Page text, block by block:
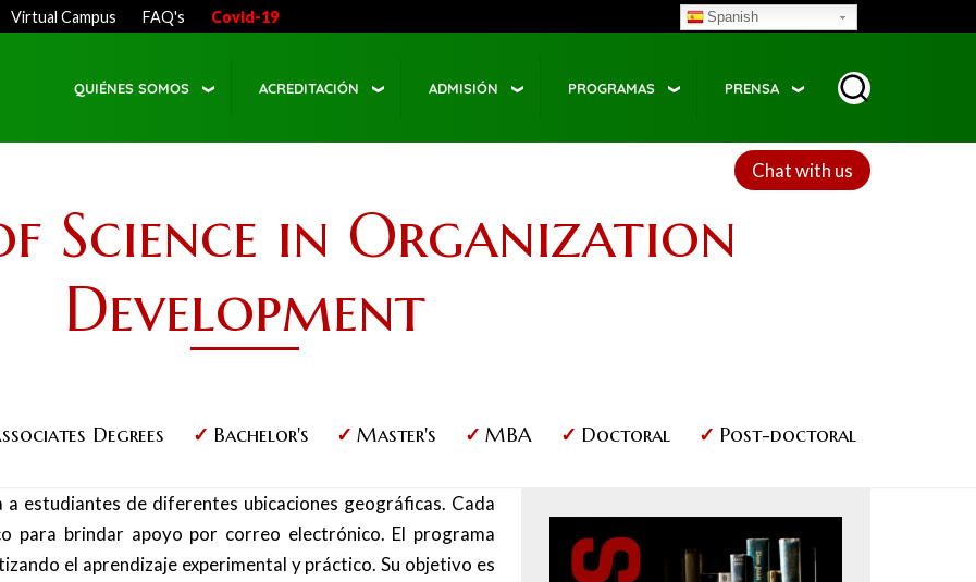
Virtual Campus FAQ's Covid-19 Spanish
Chat with us
QUIÉNES SOMOS ACREDITACIÓN ADMISIÓN PROGRAMAS PRENSA
Science in Organization
Development
Degrees Bachelor's Master's MBA Doctoral Post-doctoral
estudiantes de diferentes ubicaciones geográficas. Cada
para brindar apoyo por correo electrónico. El programa
el aprendizaje experimental y práctico. Su objetivo es